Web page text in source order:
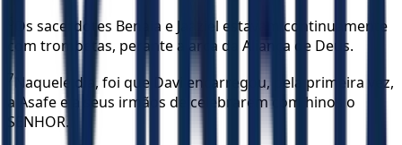
Os sacerdotes Benaia e Jaaziel estavam continuamente
com trombetas, perante a arca da Aliança de Deus.
7
Naquele dia, foi que Davi encarregou, pela primeira vez,
a Asafe e a seus irmãos de celebrarem com hinos o
SENHOR.